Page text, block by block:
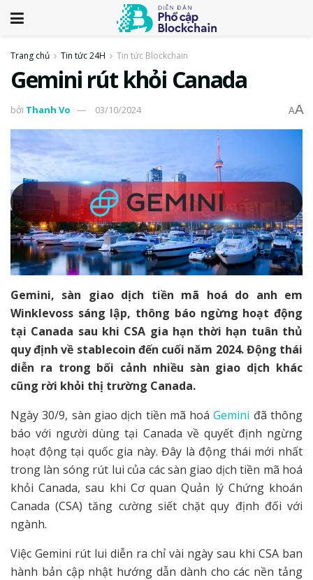
Trang chủ Tin tức 24H Tin tức Blockchain
Gemini rút khỏi Canada
bởi Thanh Vo 03/10/2024 AA
Gemini, sàn giao dịch tiền mã hoá do anh em
Winklevoss sáng lập, thông báo ngừng hoạt động
tại Canada sau khi CSA gia hạn thời hạn tuân thủ
quy định về stablecoin đến cuối năm 2024. Động thái
diễn ra trong bối cảnh nhiều sàn giao dịch khác
cũng rời khỏi thị trường Canada.
Ngày 30/9, sàn giao dịch tiền mã hoáGemini đã thông
báo với người dùng tại Canada về quyết định ngừng
hoạt động tại quốc gia này. Đây là động thái mới nhất
trong làn sóng rút lui của các sàn giao dịch tiền mã hoá
khỏi Canada, sau khi Cơ quan Quản lý Chứng khoán
Canada (CSA) tăng cường siết chặt quy định đối với
ngành.
Việc Gemini rút lui diễn ra chỉ vài ngày sau khi CSA ban
hành bản cập nhật hướng dẫn dành cho các nền tảng